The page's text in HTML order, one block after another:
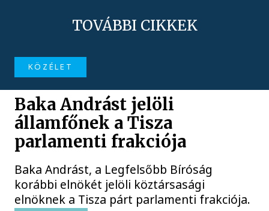
TOVÁBBI CIKKEK
KÖZÉLET
Baka Andrást jelöli
államfőnek a Tisza
parlamenti frakciója
Baka Andrást, a Legfelsőbb Bíróság
korábbi elnökét jelöli köztársasági
elnöknek a Tisza párt parlamenti frakciója.